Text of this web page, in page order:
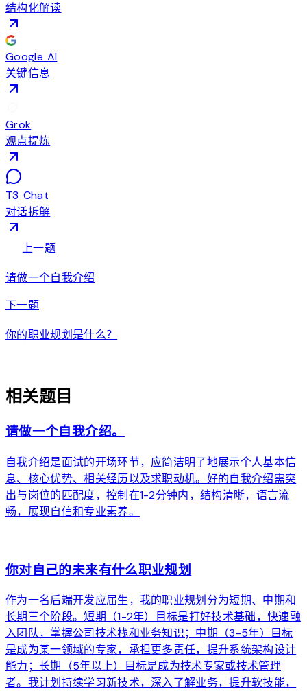
结构化解读
Google AI
关键信息
Grok
观点提炼
T3 Chat
对话拆解
上一题
请做一个自我介绍
下一题arrow_forward
你的职业规划是什么？
相关题目
请做一个自我介绍。
自我介绍是面试的开场环节，应简洁明了地展示个人基本信
息、核心优势、相关经历以及求职动机。好的自我介绍需突
出与岗位的匹配度，控制在1-2分钟内，结构清晰，语言流
畅，展现自信和专业素养。
你对自己的未来有什么职业规划
作为一名后端开发应届生，我的职业规划分为短期、中期和
长期三个阶段。短期（1-2年）目标是打好技术基础，快速融
入团队，掌握公司技术栈和业务知识；中期（3-5年）目标
是成为某一领域的专家，承担更多责任，提升系统架构设计
能力；长期（5年以上）目标是成为技术专家或技术管理
者。我计划持续学习新技术，深入了解业务，提升软技能，